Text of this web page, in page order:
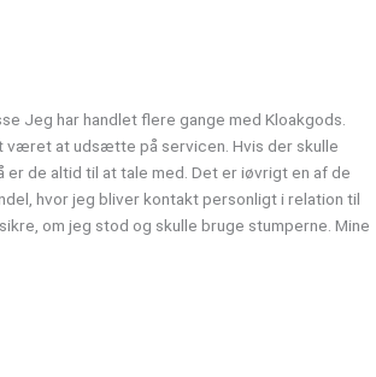
Jeg har handlet flere gange med Kloakgods.
været at udsætte på servicen. Hvis der skulle
er de altid til at tale med. Det er iøvrigt en af de
hvor jeg bliver kontakt personligt i relation til
om jeg stod og skulle bruge stumperne. Mine